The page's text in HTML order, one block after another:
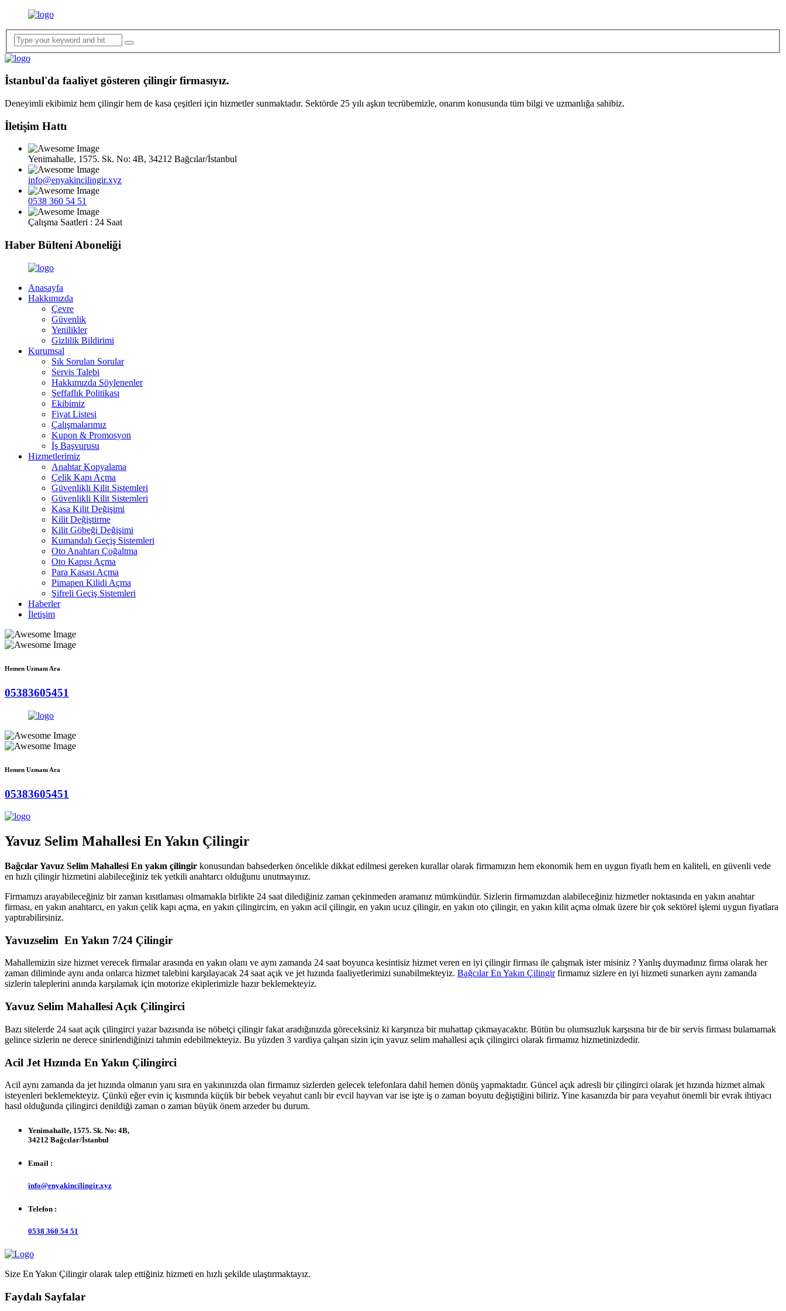
İstanbul'da faaliyet gösteren çilingir firmasıyız.
Deneyimli ekibimiz hem çilingir hem de kasa çeşitleri için hizmetler sunmaktadır. Sektörde 25 yılı aşkın tecrübemizle, onarım konusunda tüm bilgi ve uzmanlığa sahibiz.
İletişim Hattı
Yenimahalle, 1575. Sk. No: 4B, 34212 Bağcılar/İstanbul
info@enyakincilingir.xyz
0538 360 54 51
Çalışma Saatleri : 24 Saat
Haber Bülteni Aboneliği
Anasayfa
Hakkımızda
Çevre
Güvenlik
Yenilikler
Gizlilik Bildirimi
Kurumsal
Sık Sorulan Sorular
Servis Talebi
Hakkımızda Söylenenler
Şeffaflık Politikası
Ekibimiz
Fiyat Listesi
Çalışmalarımız
Kupon & Promosyon
İş Başvurusu
Hizmetlerimiz
Anahtar Kopyalama
Çelik Kapı Açma
Güvenlikli Kilit Sistemleri
Güvenlikli Kilit Sistemleri
Kasa Kilit Değişimi
Kilit Değiştirme
Kilit Göbeği Değişimi
Kumandalı Geçiş Sistemleri
Oto Anahtarı Çoğaltma
Oto Kapısı Açma
Para Kasası Açma
Pimapen Kilidi Açma
Şifreli Geçiş Sistemleri
Haberler
İletişim
Hemen Uzmanı Ara
05383605451
Hemen Uzmanı Ara
05383605451
Yavuz Selim Mahallesi En Yakın Çilingir
Bağcılar Yavuz Selim Mahallesi En yakın çilingir konusundan bahsederken öncelikle dikkat edilmesi gereken kurallar olarak firmamızın hem ekonomik hem en uygun fiyatlı hem en kaliteli, en güvenli vede
en hızlı çilingir hizmetini alabileceğiniz tek yetkili anahtarcı olduğunu unutmayınız.
Firmamızı arayabileceğiniz bir zaman kısıtlaması olmamakla birlikte 24 saat dilediğiniz zaman çekinmeden aramanız mümkündür. Sizlerin firmamızdan alabileceğiniz hizmetler noktasında en yakın anahtar
firması, en yakın anahtarcı, en yakın çelik kapı açma, en yakın çilingircim, en yakın acil çilingir, en yakın ucuz çilingir, en yakın oto çilingir, en yakın kilit açma olmak üzere bir çok sektörel işlemi uygun fiyatlara
yaptırabilirsiniz.
Yavuzselim En Yakın 7/24 Çilingir
Mahallemizin size hizmet verecek firmalar arasında en yakın olanı ve aynı zamanda 24 saat boyunca kesintisiz hizmet veren en iyi çilingir firması ile çalışmak ister misiniz ? Yanlış duymadınız firma olarak her
zaman diliminde aynı anda onlarca hizmet talebini karşılayacak 24 saat açık ve jet hızında faaliyetlerimizi sunabilmekteyiz. Bağcılar En Yakın Çilingirfirmamız sizlere en iyi hizmeti sunarken aynı zamanda
sizlerin taleplerini anında karşılamak için motorize ekiplerimizle hazır beklemekteyiz.
Yavuz Selim Mahallesi Açık Çilingirci
Bazı sitelerde 24 saat açık çilingirci yazar bazısında ise nöbetçi çilingir fakat aradığınızda göreceksiniz ki karşınıza bir muhattap çıkmayacaktır. Bütün bu olumsuzluk karşısına bir de bir servis firması bulamamak
gelince sizlerin ne derece sinirlendiğinizi tahmin edebilmekteyiz. Bu yüzden 3 vardiya çalışan sizin için yavuz selim mahallesi açık çilingirci olarak firmamız hizmetinizdedir.
Acil Jet Hızında En Yakın Çilingirci
Acil aynı zamanda da jet hızında olmanın yanı sıra en yakınınızda olan firmamız sizlerden gelecek telefonlara dahil hemen dönüş yapmaktadır. Güncel açık adresli bir çilingirci olarak jet hızında hizmet almak
isteyenleri beklemekteyiz. Çünkü eğer evin iç kısmında küçük bir bebek veyahut canlı bir evcil hayvan var ise işte iş o zaman boyutu değiştiğini biliriz. Yine kasanızda bir para veyahut önemli bir evrak ihtiyacı
hasıl olduğunda çilingirci denildiği zaman o zaman büyük önem arzeder bu durum.
Yenimahalle, 1575. Sk. No: 4B,
34212 Bağcılar/İstanbul
Email :
info@enyakincilingir.xyz
Telefon :
0538 360 54 51
Size En Yakın Çilingir olarak talep ettiğiniz hizmeti en hızlı şekilde ulaştırmaktayız.
Faydalı Sayfalar